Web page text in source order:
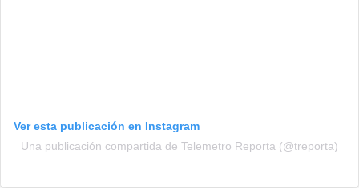
Ver esta publicación en Instagram
Una publicación compartida de Telemetro Reporta (@treporta)